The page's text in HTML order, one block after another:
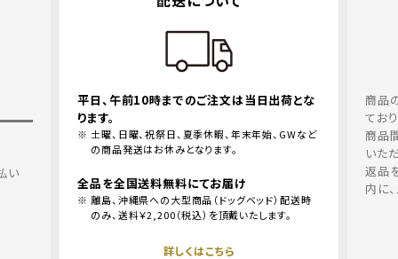
い
平日、午前10時までのご注文は当日出荷とな
ります。
土曜、日曜、祝祭日、夏季休暇、年末年始、GWなど
の商品発送はお休みとなります。
全品を全国送料無料にてお届け
離島、沖縄県への大型商品（ドッグベッド）配送時
のみ、送料￥2,200（税込）を頂戴いたします。
詳しくはこちら
商品
てお
商品
いた
返品
内に